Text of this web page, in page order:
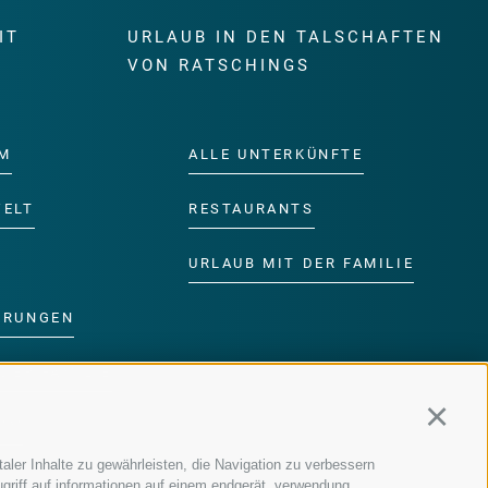
Inhalte zu gewährleisten, die Navigation zu verbessern
URLAUB IN DEN TALSCHAFTEN
VON RATSCHINGS
ALLE UNTERKÜNFTE
RESTAURANTS
URLAUB MIT DER FAMILIE